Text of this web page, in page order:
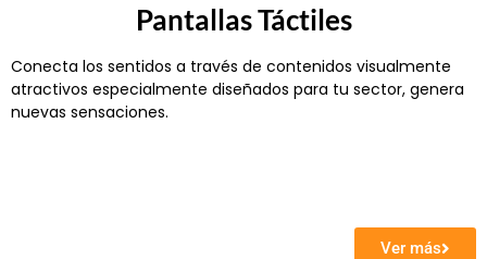
Pantallas Táctiles
Conecta los sentidos a través de contenidos visualmente
atractivos especialmente diseñados para tu sector, genera
nuevas sensaciones.
Ver más